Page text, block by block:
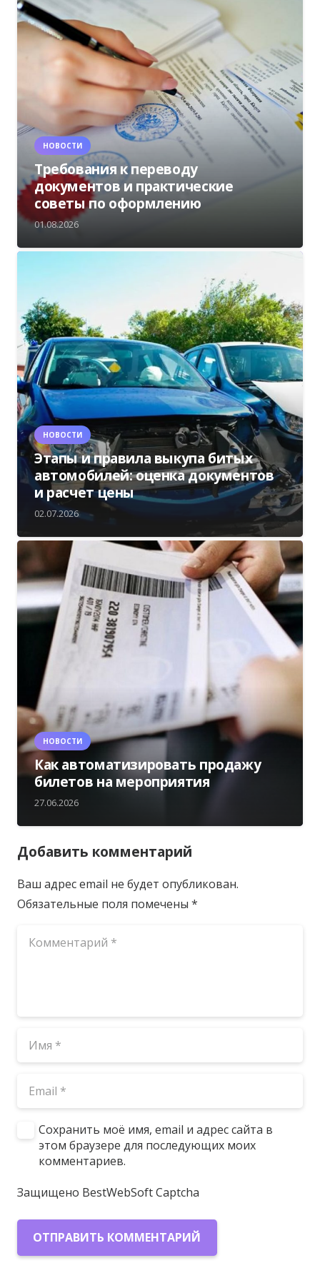
НОВОСТИ
Требования к переводу
документов и практические
советы по оформлению
01.08.2026
НОВОСТИ
Этапы и правила выкупа битых
автомобилей: оценка документов
и расчет цены
02.07.2026
НОВОСТИ
Как автоматизировать продажу
билетов на мероприятия
27.06.2026
Добавить комментарий
Ваш адрес email не будет опубликован.
Обязательные поля помечены *
Сохранить моё имя, email и адрес сайта в
этом браузере для последующих моих
комментариев.
Защищено BestWebSoft Captcha
ОТПРАВИТЬ КОММЕНТАРИЙ